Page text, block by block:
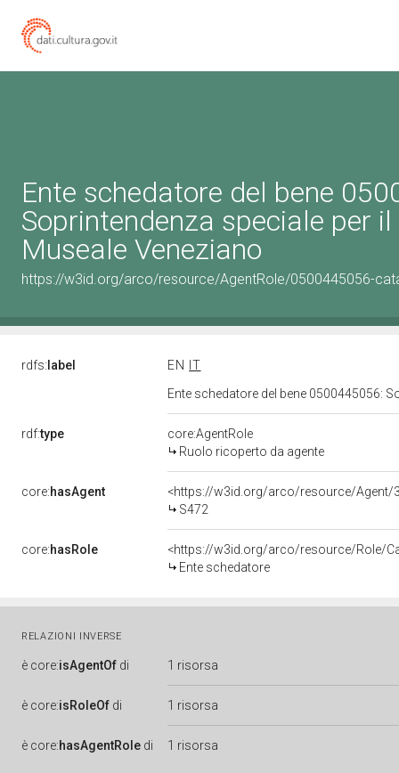
Ente schedatore del bene
Soprintendenza speciale per il
Museale Veneziano
https://w3id.org/arco/resource/AgentRole/0500445056-
rdfs: label EN
IT
Ente schedatore del bene 0500445056:
rdf:type
core:AgentRole
Ruolo ricoperto da agente
core:hasAgent
<https://w3id.org/arco/resource/Agent/
S472
core:hasRole
<https://w3id.org/arco/resource/Role/
Ente schedatore
RELAZIONI INVERSE
è core:isAgentOf di 1 risorsa
è core:isRoleOf di 1 risorsa
è core:hasAgentRole di 1 risorsa